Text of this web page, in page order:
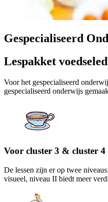
Gespecialiseerd
Lespakket
Voor het gespecialiseerd
gespecialiseerd onderwijs
Voor cluster 3 & cluster 4
De lessen zijn er op twee
visueel, niveau II biedt meer